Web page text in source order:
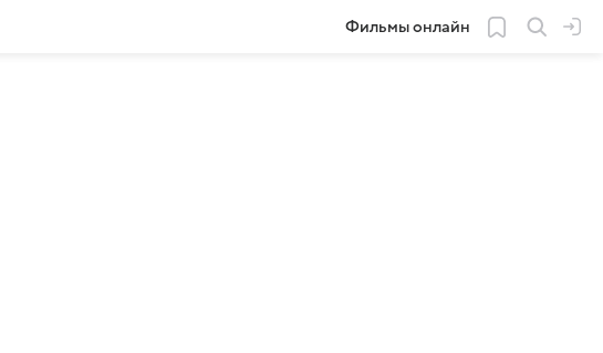
Фильмы онлайн